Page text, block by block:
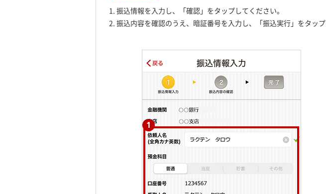
振込情報を入力し、「確認」をタップしてください。
振込内容を確認のうえ、暗証番号を入力し、「振込実行」をタップ